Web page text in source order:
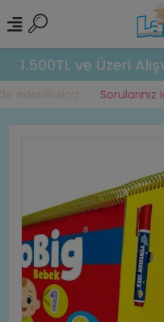
1.500TL ve Üzeri
edebilirsiniz Sorularınız